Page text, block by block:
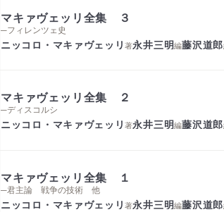
マキァヴェッリ全集 ３
─フィレンツェ史
ニッコロ・マキァヴェッリ著永井三明編藤沢道郎
マキァヴェッリ全集 ２
─ディスコルシ
ニッコロ・マキァヴェッリ著永井三明編藤沢道郎
マキァヴェッリ全集 １
─君主論 戦争の技術 他
ニッコロ・マキァヴェッリ著永井三明編藤沢道郎